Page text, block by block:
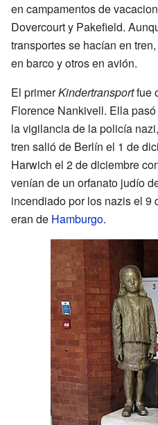
en campamentos de
Dovercourt y Pakefield.
transportes se hacían en
en barco y otros en avión.
El primerKindertransportfue
Florence Nankivell. Ella
la vigilancia de la policía
tren salió de Berlín el 1 de
Harwich el 2 de diciembre
venían de un orfanato judío
incendiado por los nazis el 9
eran de Hamburgo.